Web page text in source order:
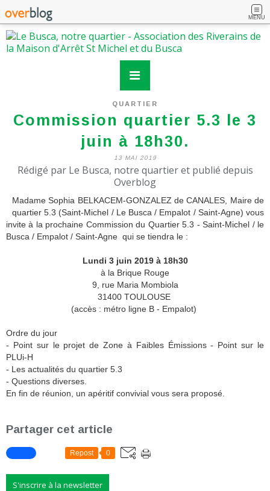
MENU
QUARTIER
Commission quartier 5.3 le 3
juin à 18h30.
13 MAI 2019
Rédigé par Le Busca, notre quartier et publié depuis
Overblog
Madame Sophia BELKACEM-GONZALEZ de CANALES, Maire de
quartier 5.3 (Saint-Michel / Le Busca / Empalot / Saint-Agne) vous
invite à la prochaine Commission du Quartier 5.3 - Saint-Michel / le
Busca / Empalot / Saint-Agne qui se tiendra le :
Lundi 3 juin 2019 à 18h30
à la Brique Rouge
9, rue Maria Mombiola
31400 TOULOUSE
(accès : métro ligne B - Empalot)
Ordre du jour
- Point sur le projet de Zone à Faibles Émissions - Point sur le
PLUi-H
- Les actualités du quartier 5.3
- Questions diverses.
En fin de réunion, un apéritif convivial vous sera proposé.
Partager cet article
Repost 0
S'inscrire à la newsletter